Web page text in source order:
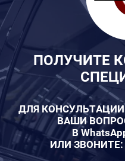
ПОЛУЧИТЕ
ДЛЯ
ВАШИ
В
ИЛИ ЗВОНИТЕ: